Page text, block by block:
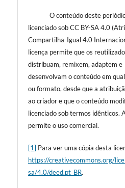
O conteúdo deste
licenciado sob CC BY-SA 4.0
Compartilha-Igual 4.0
licença permite que os
distribuam, remixem, adaptem e
desenvolvam o conteúdo em
ou formato, desde que a
ao criador e que o conteúdo
licenciado sob termos idênticos.
permite o uso comercial.
[1] Para ver uma cópia desta
https://creativecommons.org/
sa/4.0/deed.pt_BR.